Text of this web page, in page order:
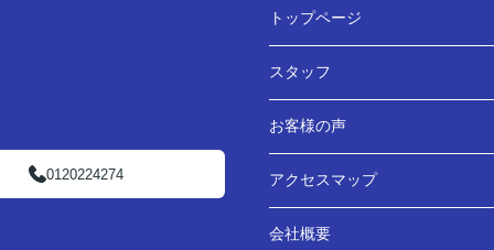
0120224274
トップページ
スタッフ
お客様の声
アクセスマップ
会社概要